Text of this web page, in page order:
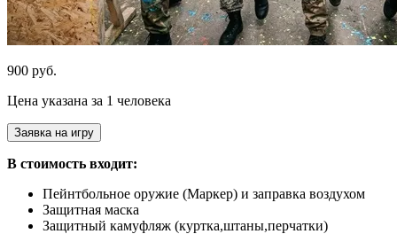
900 руб.
Цена указана за 1 человека
Заявка на игру
В стоимость входит:
Пейнтбольное оружие (Маркер) и заправка воздухом
Защитная маска
Защитный камуфляж (куртка,штаны,перчатки)